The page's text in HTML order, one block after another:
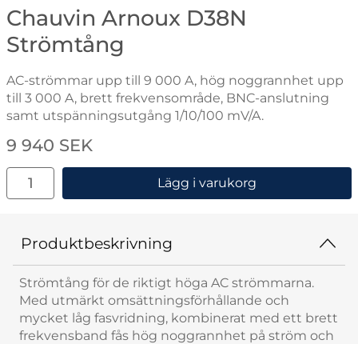
Gå till varumärkessidan för Chauvin Arnoux
Chauvin Arnoux D38N
Strömtång
AC-strömmar upp till 9 000 A, hög noggrannhet upp
till 3 000 A, brett frekvensområde, BNC-anslutning
samt utspänningsutgång 1/10/100 mV/A.
Handla denna produkt Chauvin Arnoux D38N
pris
9 940 SEK
antal
Lägg i varukorg
Produktbeskrivning
Strömtång för de riktigt höga AC strömmarna.
Med utmärkt omsättningsförhållande och
mycket låg fasvridning, kombinerat med ett brett
frekvensband fås hög noggrannhet på ström och